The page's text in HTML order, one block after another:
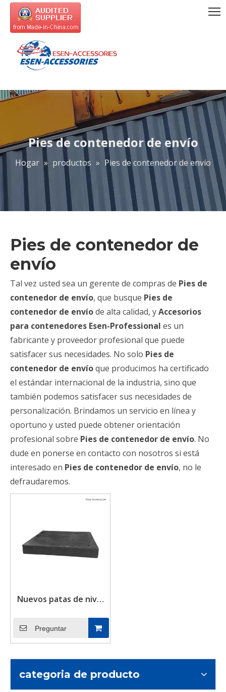
Pies de contenedor de envío
Hogar » productos » Pies de contenedor de envío
Pies de contenedor de
envío
Tal vez usted sea un gerente de compras de Pies de
contenedor de envío, que busque Pies de
contenedor de envíode alta calidad, yAccesorios
para contenedores Esen-Professional es un
fabricante y proveedor profesional que puede
satisfacer sus necesidades. No solo Pies de
contenedor de envíoque producimos ha certificado
el estándar internacional de la industria, sino que
también podemos satisfacer sus necesidades de
personalización. Brindamos un servicio en línea y
oportuno y usted puede obtener orientación
profesional sobre Pies de contenedor de envío. No
dude en ponerse en contacto con nosotros si está
interesado en Pies de contenedor de envío, no le
defraudaremos.
Nuevos patas de nivel
contenedor de envío
de 20 pies Pats
ajustables y kits de
Preguntar
categoria de producto